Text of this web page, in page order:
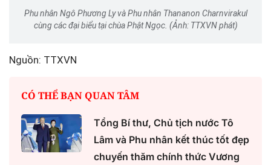
Phu nhân Ngô Phương Ly và Phu nhân Thananon Charnvirakul
cùng các đại biểu tại chùa Phật Ngọc. (Ảnh: TTXVN phát)
Nguồn: TTXVN
CÓ THỂ BẠN QUAN TÂM
Tổng Bí thư, Chủ tịch nước Tô
Lâm và Phu nhân kết thúc tốt đẹp
chuyến thăm chính thức Vương